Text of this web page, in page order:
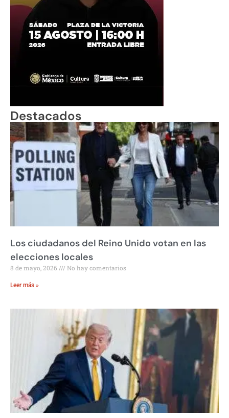
Destacados
Los ciudadanos del Reino Unido votan en las
elecciones locales
8 de mayo, 2026 No hay comentarios
Leer más »